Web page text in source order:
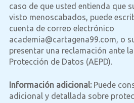
caso de que usted entienda que
visto menoscabados, puede
cuenta de correo electrónico
academia@cartagena99.com, o
presentar una reclamación ante
Protección de Datos (AEPD).
Información adicional:Puede
adicional y detallada sobre